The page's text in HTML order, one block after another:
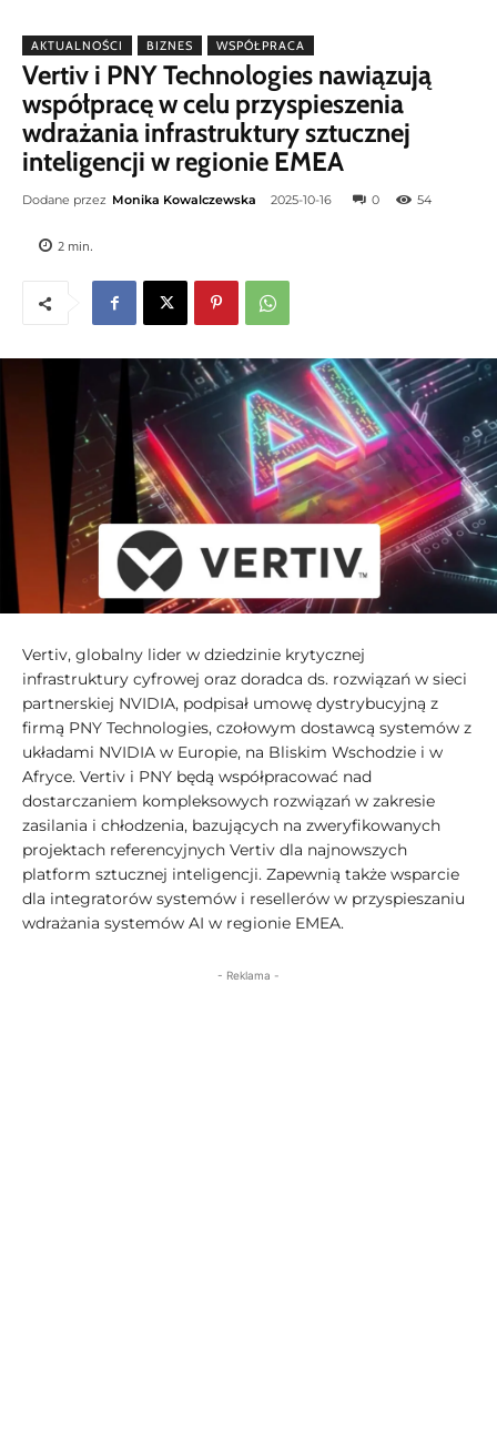
AKTUALNOŚCI BIZNES WSPÓŁPRACA
Vertiv i PNY Technologies nawiązują
współpracę w celu przyspieszenia
wdrażania infrastruktury sztucznej
inteligencji w regionie EMEA
Dodane przez Monika Kowalczewska 2025-10-16 0 54
2 min.
Vertiv, globalny lider w dziedzinie krytycznej
infrastruktury cyfrowej oraz doradca ds. rozwiązań w sieci
partnerskiej NVIDIA, podpisał umowę dystrybucyjną z
firmą PNY Technologies, czołowym dostawcą systemów z
układami NVIDIA w Europie, na Bliskim Wschodzie i w
Afryce. Vertiv i PNY będą współpracować nad
dostarczaniem kompleksowych rozwiązań w zakresie
zasilania i chłodzenia, bazujących na zweryfikowanych
projektach referencyjnych Vertiv dla najnowszych
platform sztucznej inteligencji. Zapewnią także wsparcie
dla integratorów systemów i resellerów w przyspieszaniu
wdrażania systemów AI w regionie EMEA.
- Reklama -